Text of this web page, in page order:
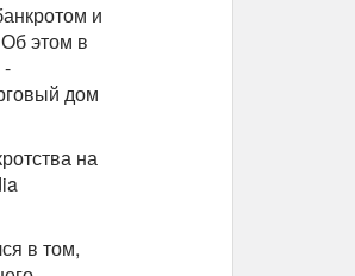
и
этом в
дом
на
в том,